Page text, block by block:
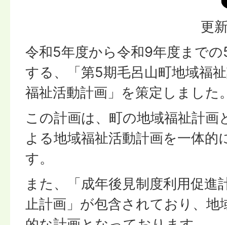
更
令和5年度から令和9年度まで
する、「第5期毛呂山町地域福
福祉活動計画」を策定しました
この計画は、町の地域福祉計画
よる地域福祉活動計画を一体的
す。
また、「成年後見制度利用促進
止計画」が包含されており、地